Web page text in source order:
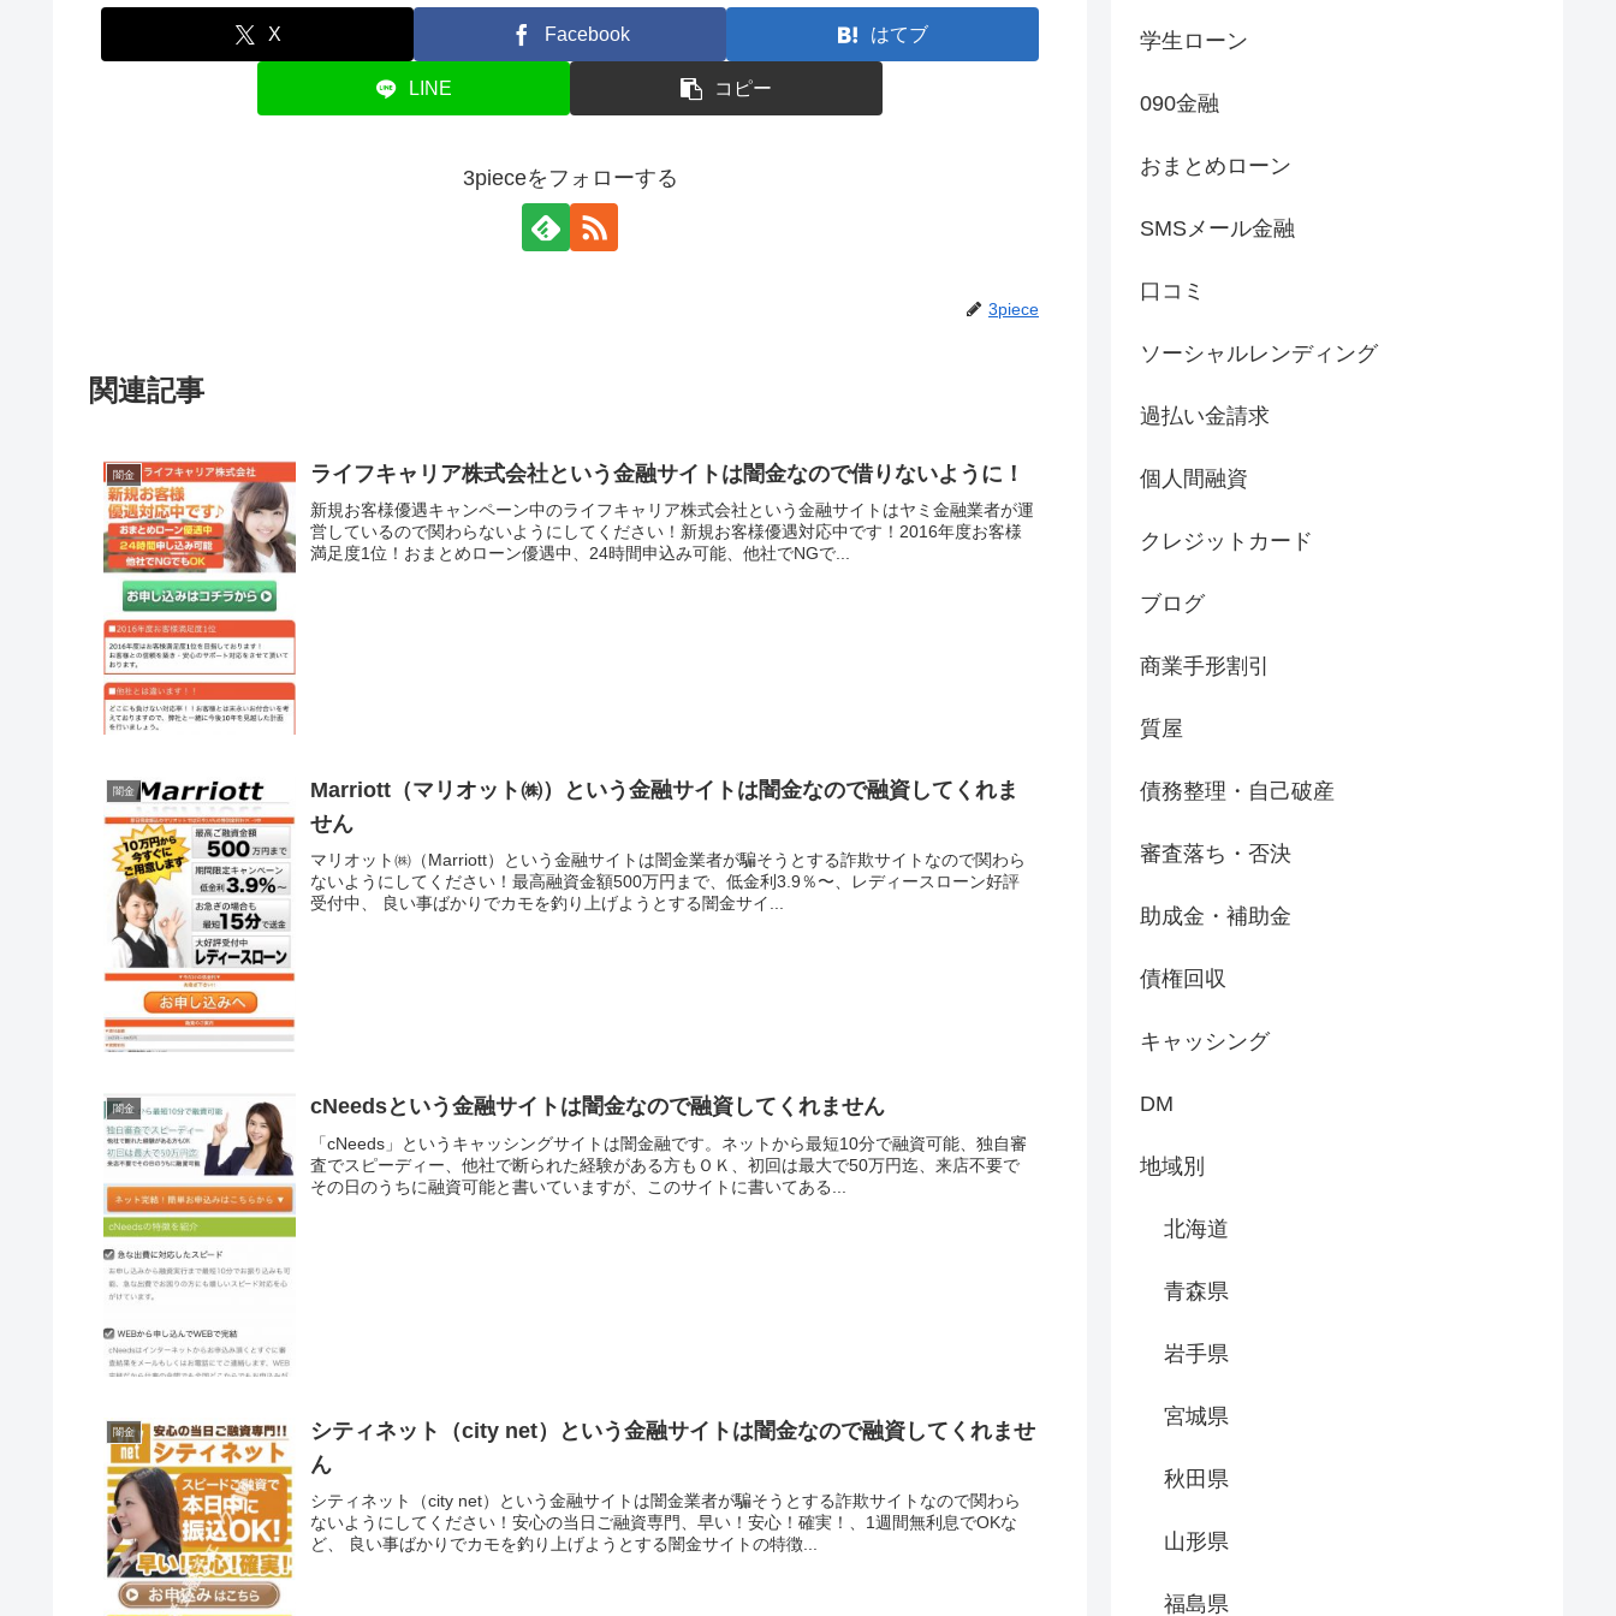
X Facebook はてブ
LINE コピー
3pieceをフォローする
3piece
関連記事
闇金 ライフキャリア株式会社という金融サイトは闇金なので借りないように！
新規お客様優遇キャンペーン中のライフキャリア株式会社という金融サイトはヤミ金融業者が運
営しているので関わらないようにしてください！新規お客様優遇対応中です！2016年度お客様
満足度1位！おまとめローン優遇中、24時間申込み可能、他社でNGで...
闇金
Marriott（マリオット㈱）という金融サイトは闇金なので融資してくれま
せん
マリオット㈱（Marriott）という金融サイトは闇金業者が騙そうとする詐欺サイトなので関わら
ないようにしてください！最高融資金額500万円まで、低金利3.9％〜、レディースローン好評
受付中、 良い事ばかりでカモを釣り上げようとする闇金サイ...
闇金 cNeedsという金融サイトは闇金なので融資してくれません
「cNeeds」というキャッシングサイトは闇金融です。ネットから最短10分で融資可能、独自審
査でスピーディー、他社で断られた経験がある方もＯＫ、初回は最大で50万円迄、来店不要で
その日のうちに融資可能と書いていますが、このサイトに書いてある...
闇金
シティネット（city net）という金融サイトは闇金なので融資してくれませ
ん
シティネット（city net）という金融サイトは闇金業者が騙そうとする詐欺サイトなので関わら
ないようにしてください！安心の当日ご融資専門、早い！安心！確実！、1週間無利息でOKな
ど、 良い事ばかりでカモを釣り上げようとする闇金サイトの特徴...
学生ローン
090金融
おまとめローン
SMSメール金融
口コミ
ソーシャルレンディング
過払い金請求
個人間融資
クレジットカード
ブログ
商業手形割引
質屋
債務整理・自己破産
審査落ち・否決
助成金・補助金
債権回収
キャッシング
DM
地域別
北海道
青森県
岩手県
宮城県
秋田県
山形県
福島県